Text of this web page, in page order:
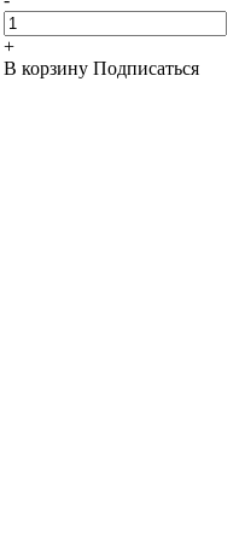
+
В корзину Подписаться